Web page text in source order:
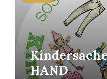
HAND